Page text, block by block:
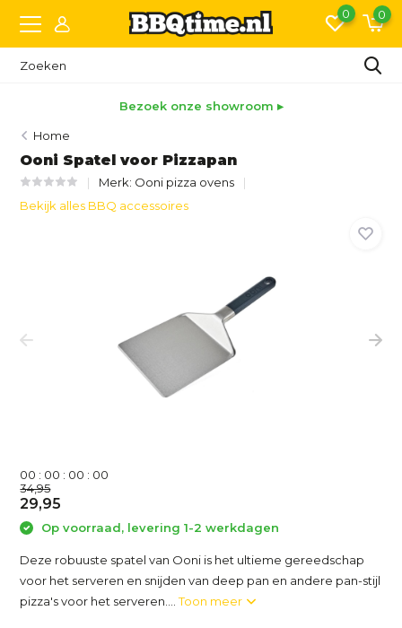
0 0
Bezoek onze showroom ▸
Home
Ooni Spatel voor Pizzapan
Merk: Ooni pizza ovens
Bekijk alles BBQ accessoires
00 : 00 : 00 : 00
34,95
29,95
Op voorraad, levering 1-2 werkdagen
Deze robuuste spatel van Ooni is het ultieme gereedschap
voor het serveren en snijden van deep pan en andere pan-stijl
pizza's voor het serveren....Toon meer